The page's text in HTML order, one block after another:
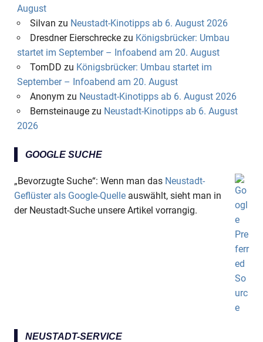
August
Silvan zu Neustadt-Kinotipps ab 6. August 2026
Dresdner Eierschreckezu Königsbrücker: Umbau
startet im September – Infoabend am 20. August
TomDD zu Königsbrücker: Umbau startet im
September – Infoabend am 20. August
Anonym zu Neustadt-Kinotipps ab 6. August 2026
Bernsteinaugezu Neustadt-Kinotipps ab 6. August
2026
GOOGLE SUCHE
„Bevorzugte Suche“: Wenn man das Neustadt-
Geflüster als Google-Quelle auswählt, sieht man in
der Neustadt-Suche unsere Artikel vorrangig.
NEUSTADT-SERVICE